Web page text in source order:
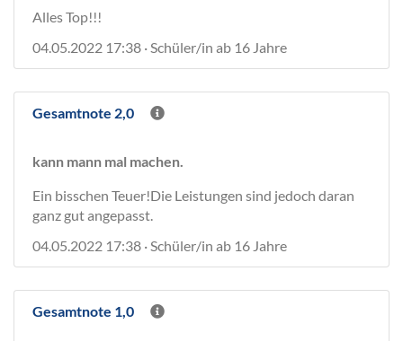
Alles Top!!!
04.05.2022 17:38 · Schüler/in ab 16 Jahre
Gesamtnote 2,0
kann mann mal machen.
Ein bisschen Teuer!Die Leistungen sind jedoch daran
ganz gut angepasst.
04.05.2022 17:38 · Schüler/in ab 16 Jahre
Gesamtnote 1,0